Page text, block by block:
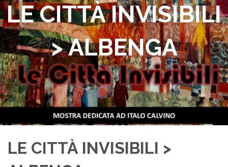
LE CITTÀ INVISIBILI
> ALBENGA
LE CITTÀ INVISIBILI >